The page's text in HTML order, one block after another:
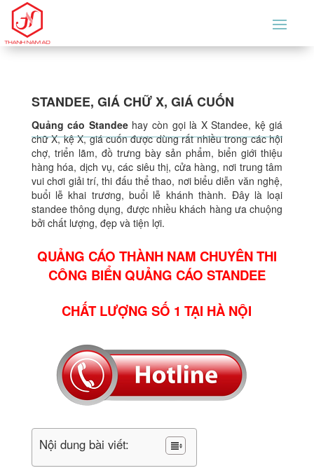
STANDEE, GIÁ CHỮ X, GIÁ CUỐN
Quảng cáo Standeehay còn gọi là X Standee, kệ giá
chữ X, kệ X, giá cuốn được dùng rất nhiều trong các hội
chợ, triển lãm, đồ trưng bày sản phẩm, biển giới thiệu
hàng hóa, dịch vụ, các siêu thị, cửa hàng, nơi trung tâm
vui chơi giải trí, thi đấu thể thao, nơi biểu diễn văn nghệ,
buổi lễ khai trương, buổi lễ khánh thành. Đây là loại
standee thông dụng, được nhiều khách hàng ưa chuộng
bởi chất lượng, đẹp và tiện lợi.
QUẢNG CÁO THÀNH NAM CHUYÊN THI
CÔNG BIỂN QUẢNG CÁO STANDEE
CHẤT LƯỢNG SỐ 1 TẠI HÀ NỘI
Nội dung bài viết: